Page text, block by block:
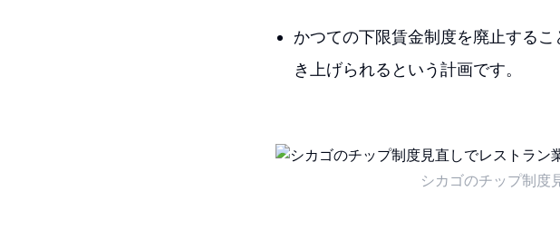
かつての下限賃金制度を廃止する
き上げられるという計画です。
シカゴのチップ制度